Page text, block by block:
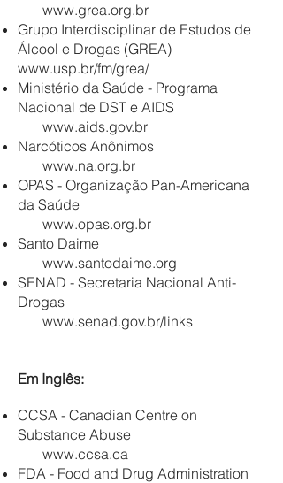
www.grea.org.br
Grupo Interdisciplinar de Estudos de
Álcool e Drogas (GREA)
www.usp.br/fm/grea/
Ministério da Saúde - Programa
Nacional de DST e AIDS
www.aids.gov.br
Narcóticos Anônimos
www.na.org.br
OPAS - Organização Pan-Americana
da Saúde
www.opas.org.br
Santo Daime
www.santodaime.org
SENAD - Secretaria Nacional Anti-
Drogas
www.senad.gov.br/links
Em Inglês:
CCSA - Canadian Centre on
Substance Abuse
www.ccsa.ca
FDA - Food and Drug Administration